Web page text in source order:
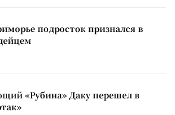
подросток признался в
«Рубина» Даку перешел в